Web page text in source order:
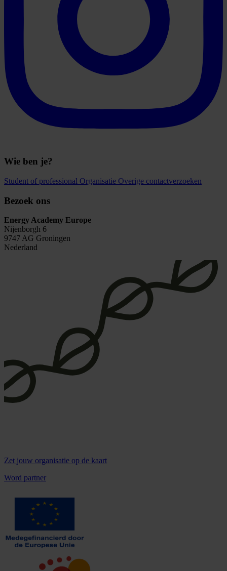
Wie ben je?
Student of professional Organisatie Overige contactverzoeken
Bezoek ons
Energy Academy Europe
Nijenborgh 6
9747 AG Groningen
Nederland
Zet jouw organisatie op de kaart
Word partner